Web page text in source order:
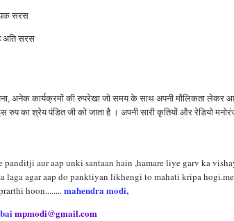
सरस
अति सरस
अनेक कार्यक्रमों की रुपरेखा जो समय के साथ अपनी मौलिकता लेकर
रुप का श्रेय पंडित जी को जाता है । अपनी सारी कृतियों और रेडियो
aur aap unki santaan hain ,hamare liye garv ka
laga agar aap do panktiyan likhengi to mahati kripa
hoon........mahendra modi,
mpmodi@gmail.com